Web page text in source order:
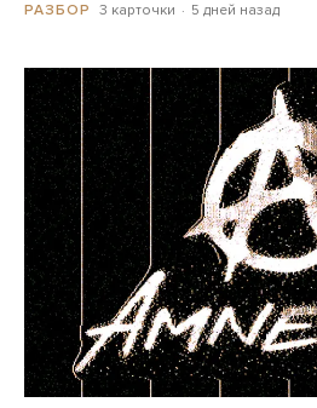
РАЗБОР 3 карточки 5 дней назад